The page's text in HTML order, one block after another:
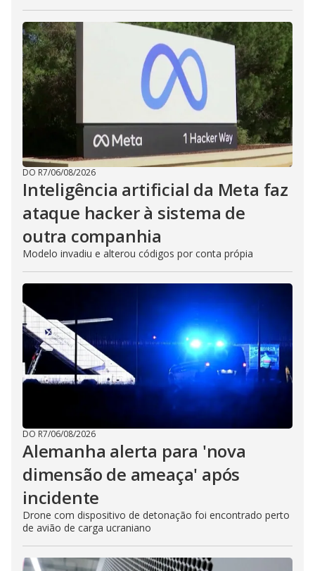
DO R7/06/08/2026
Inteligência artificial da Meta faz
ataque hacker à sistema de
outra companhia
Modelo invadiu e alterou códigos por conta própia
DO R7/06/08/2026
Alemanha alerta para 'nova
dimensão de ameaça' após
incidente
Drone com dispositivo de detonação foi encontrado perto
de avião de carga ucraniano